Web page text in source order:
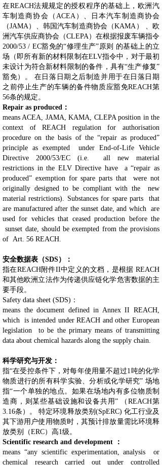
在REACH法规规定的授权程序的基础上，欧洲汽
车制造商协会（ACEA）、日本汽车制造商协会
（JAMA）、韩国汽车制造商协会（KAMA） 、欧
洲汽车供应商协会（CLEPA）在根据报废车辆指令
2000/53 / EC豁免的“修理生产”原则 的基础上的立
场（即所有新的材料限制在ELV指令中，对于最初
未设计为符合新材料限制的备件，具有“生产修复”
豁免）。 在日落日期之后制造并用于在日落日期
之前停止生产的车辆的备件物质应豁免REACH第
56条的规定。
Repair as produced：
means ACEA, JAMA, KAMA, CLEPA position in the
context of REACH regulation for authorisation
procedure on the basis of the “repair as produced”
principle as exempted under End-of-Life Vehicle
Directive 2000/53/EC (i.e. all new material
restrictions in the ELV Directive have a “repair as
produced” exemption for spare parts that were not
originally designed to be compliant with the new
material restrictions). Substances for spare parts that
are manufactured after the sunset date, and which are
used for vehicles that ceased production before the
sunset date, should be exempted from the provisions
of Art. 56 REACH.
安全数据表（SDS）：
指在REACH附件II中定义的文档，是根据 REACH
和其他欧洲立法作为传递供应链化学危害数据的主
要手段。
Safety data sheet (SDS)：
means the document defined in Annex II REACH,
which is intended under REACH and other European
legislation to be the primary means of transmitting
data about chemical hazards along the supply chain.
科学研究与开发：
指“在受控条件下，对每年使用量不超过1吨的化学
物质进行的所有科学实验、分析或化学研究” 场地
指“一个单独的地点。如果在场地内有多位物质制
造商，则某些基础设施和设备共用” （REACH第
3.16条）。 特定环境释放类别(SpERC) 化工行业及
其下游用户使用物质时，其预计排放量需比环境释
放类别（ERC）高1级。
Scientific research and development ：
means “any scientific experimentation, analysis or
chemical research carried out under controlled